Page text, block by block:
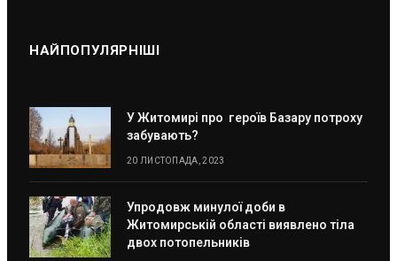
НАЙПОПУЛЯРНІШІ
У Житомирі про героїв Базару потроху
забувають?
20 ЛИСТОПАДА, 2023
Упродовж минулої доби в
Житомирській області виявлено тіла
двох потопельників